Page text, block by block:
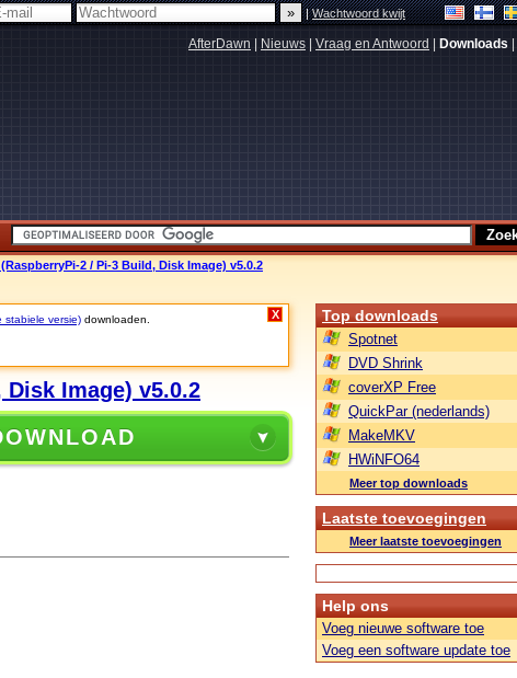
|Wachtwoord kwijt
AfterDawn Nieuws Vraag en Antwoord Downloads
2 / Pi-3 Build, Disk Image) v5.0.2
stabiele versie) downloaden. X
Image) v5.0.2
Top downloads
Spotnet
DVD Shrink
coverXP Free
QuickPar (nederlands)
MakeMKV
HWiNFO64
Meer top downloads
Laatste toevoegingen
Meer laatste toevoegingen
Help ons
Voeg nieuwe software toe
Voeg een software update toe